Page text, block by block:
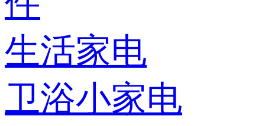
生活家电
卫浴小家电